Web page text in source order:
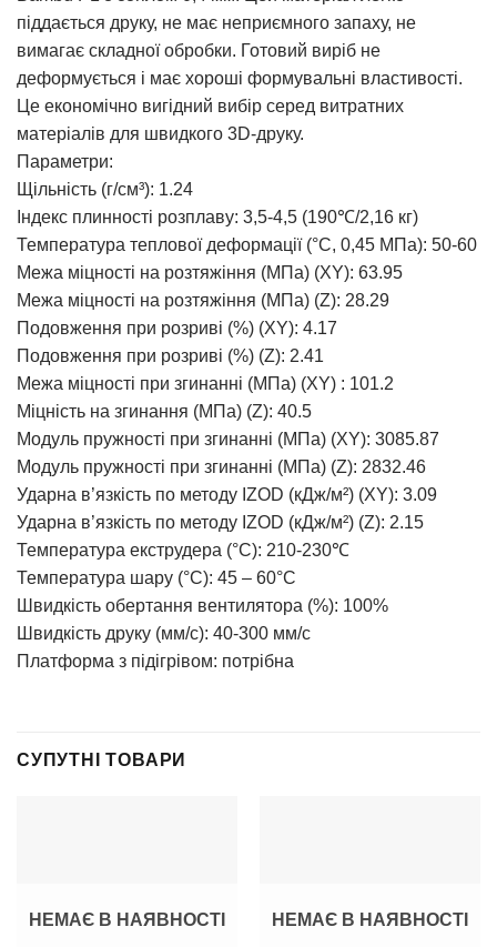
піддається друку, не має неприємного запаху, не
вимагає складної обробки. Готовий виріб не
деформується і має хороші формувальні властивості.
Це економічно вигідний вибір серед витратних
матеріалів для швидкого 3D-друку.
Параметри:
Щільність (г/см³): 1.24
Індекс плинності розплаву: 3,5-4,5 (190℃/2,16 кг)
Температура теплової деформації (°C, 0,45 МПа): 50-60
Межа міцності на розтяжіння (МПа) (XY): 63.95
Межа міцності на розтяжіння (МПа) (Z): 28.29
Подовження при розриві (%) (XY): 4.17
Подовження при розриві (%) (Z): 2.41
Межа міцності при згинанні (МПа) (XY) : 101.2
Міцність на згинання (МПа) (Z): 40.5
Модуль пружності при згинанні (МПа) (XY): 3085.87
Модуль пружності при згинанні (МПа) (Z): 2832.46
Ударна в’язкість по методу IZOD (кДж/м²) (XY): 3.09
Ударна в’язкість по методу IZOD (кДж/м²) (Z): 2.15
Температура екструдера (°C): 210-230℃
Температура шару (°C): 45 – 60°C
Швидкість обертання вентилятора (%): 100%
Швидкість друку (мм/с): 40-300 мм/с
Платформа з підігрівом: потрібна
СУПУТНІ ТОВАРИ
НЕМАЄ В НАЯВНОСТІ НЕМАЄ В НАЯВНОСТІ